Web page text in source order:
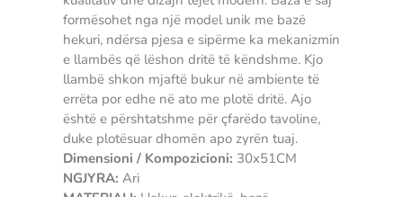
formësohet nga një model unik me bazë
hekuri, ndërsa pjesa e sipërme ka mekanizmin
e llambës që lëshon dritë të këndshme. Kjo
llambë shkon mjaftë bukur në ambiente të
errëta por edhe në ato me plotë dritë. Ajo
është e përshtatshme për çfarëdo tavoline,
duke plotësuar dhomën apo zyrën tuaj.
Dimensioni / Kompozicioni: 30x51CM
NGJYRA: Ari